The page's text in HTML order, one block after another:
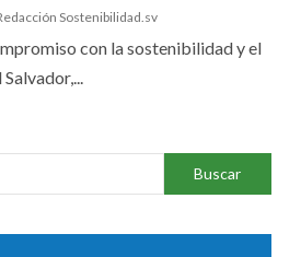
Sostenibilidad.sv
con la sostenibilidad y el